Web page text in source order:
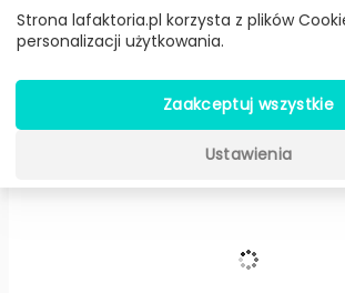
Arte
Strona lafaktoria.pl korzysta z plików
personalizacji użytkowania.
Zaakceptuj wszystkie
Ustawienia